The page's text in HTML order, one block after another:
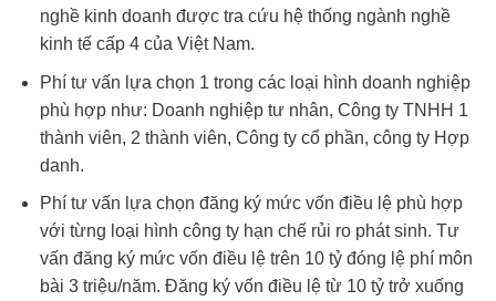
nghề kinh doanh được tra cứu hệ thống ngành nghề
kinh tế cấp 4 của Việt Nam.
Phí tư vấn lựa chọn 1 trong các loại hình doanh nghiệp
phù hợp như: Doanh nghiệp tư nhân, Công ty TNHH 1
thành viên, 2 thành viên, Công ty cổ phần, công ty Hợp
danh.
Phí tư vấn lựa chọn đăng ký mức vốn điều lệ phù hợp
với từng loại hình công ty hạn chế rủi ro phát sinh. Tư
vấn đăng ký mức vốn điều lệ trên 10 tỷ đóng lệ phí môn
bài 3 triệu/năm. Đăng ký vốn điều lệ từ 10 tỷ trở xuống